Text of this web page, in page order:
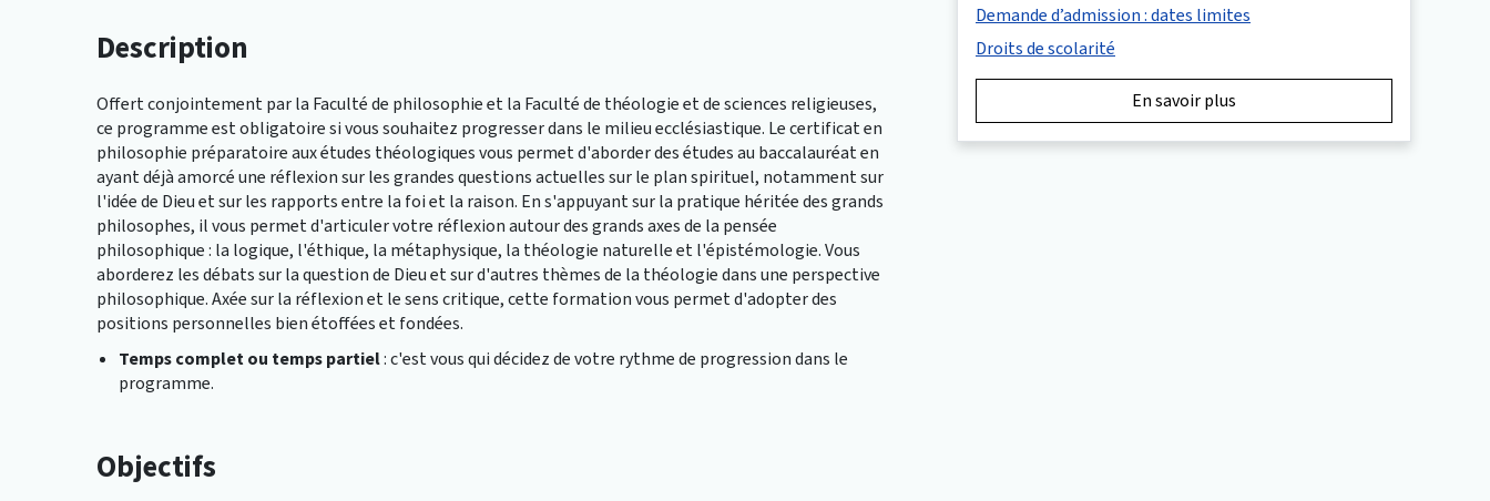
Description
Offert conjointement par la Faculté de philosophie et la Faculté de théologie et de sciences religieuses,
ce programme est obligatoire si vous souhaitez progresser dans le milieu ecclésiastique. Le certificat en
philosophie préparatoire aux études théologiques vous permet d'aborder des études au baccalauréat en
ayant déjà amorcé une réflexion sur les grandes questions actuelles sur le plan spirituel, notamment sur
l'idée de Dieu et sur les rapports entre la foi et la raison. En s'appuyant sur la pratique héritée des grands
philosophes, il vous permet d'articuler votre réflexion autour des grands axes de la pensée
philosophique : la logique, l'éthique, la métaphysique, la théologie naturelle et l'épistémologie. Vous
aborderez les débats sur la question de Dieu et sur d'autres thèmes de la théologie dans une perspective
philosophique. Axée sur la réflexion et le sens critique, cette formation vous permet d'adopter des
positions personnelles bien étoffées et fondées.
Temps complet ou temps partiel: c'est vous qui décidez de votre rythme de progression dans le
programme.
Objectifs
Demande d’admission : dates limites
Droits de scolarité
En savoir plus